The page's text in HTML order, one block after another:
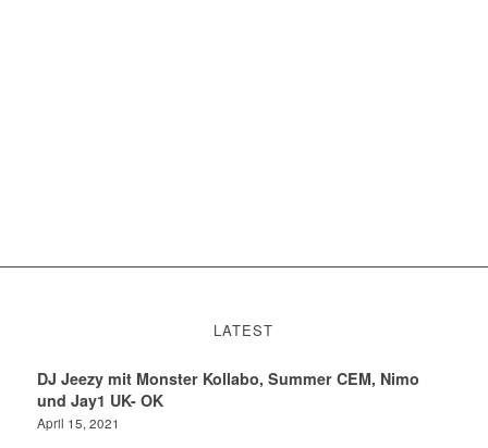
LATEST
DJ Jeezy mit Monster Kollabo, Summer CEM, Nimo
und Jay1 UK- OK
April 15, 2021